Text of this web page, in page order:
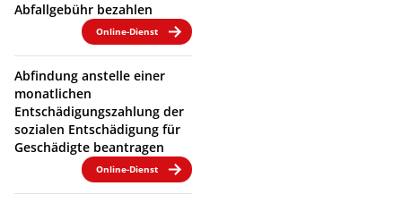
Abfallgebühr bezahlen
Online-Dienst
Abfindung anstelle einer
monatlichen
Entschädigungszahlung der
sozialen Entschädigung für
Geschädigte beantragen
Online-Dienst